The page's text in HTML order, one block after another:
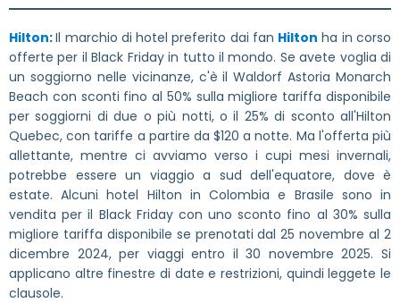
Hilton:Il marchio di hotel preferito dai fan Hilton ha in corso
offerte per il Black Friday in tutto il mondo. Se avete voglia di
un soggiorno nelle vicinanze, c'è il Waldorf Astoria Monarch
Beach con sconti fino al 50% sulla migliore tariffa disponibile
per soggiorni di due o più notti, o il 25% di sconto all'Hilton
Quebec, con tariffe a partire da $120 a notte. Ma l'offerta più
allettante, mentre ci avviamo verso i cupi mesi invernali,
potrebbe essere un viaggio a sud dell'equatore, dove è
estate. Alcuni hotel Hilton in Colombia e Brasile sono in
vendita per il Black Friday con uno sconto fino al 30% sulla
migliore tariffa disponibile se prenotati dal 25 novembre al 2
dicembre 2024, per viaggi entro il 30 novembre 2025. Si
applicano altre finestre di date e restrizioni, quindi leggete le
clausole.